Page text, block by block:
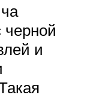
черной
и